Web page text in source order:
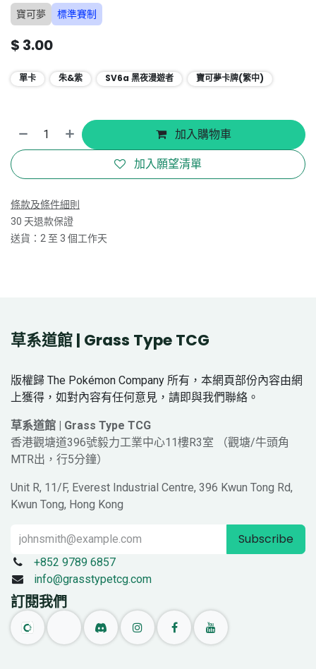
寶可夢 標準賽制
$ 3.00
單卡 朱&紫 SV6a 黑夜漫遊者 寶可夢卡牌(繁中)
加入購物車
加入願望清單
條款及條件細則
30 天退款保證
送貨：2 至 3 個工作天
草系道館 | Grass Type TCG
版權歸 The Pokémon Company 所有，本網頁部份內容由網
上獲得，如對內容有任何意見，請即與我們聯絡。
草系道館 | Grass Type TCG
香港觀塘道396號毅力工業中心11樓R3室 （觀塘/牛頭角
MTR出，行5分鐘）
Unit R, 11/F, Everest Industrial Centre, 396 Kwun Tong Rd,
Kwun Tong, Hong Kong
Subscribe
+852 9789 6857
info@grasstypetcg.com
訂閱我們